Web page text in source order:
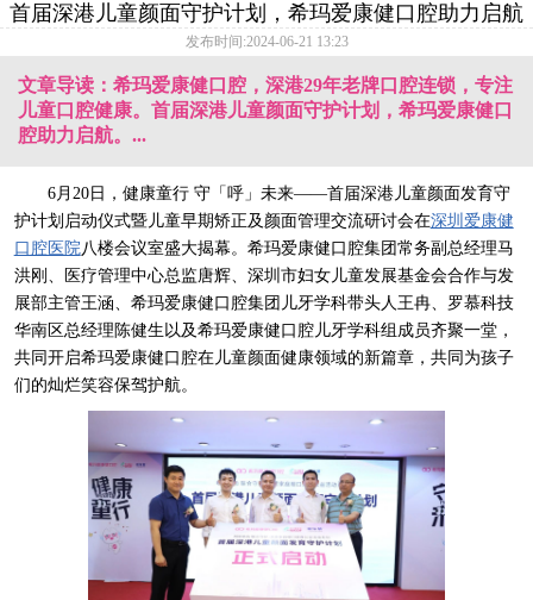
首届深港儿童颜面守护计划，希玛爱康健口腔助力启航
发布时间:2024-06-21 13:23
文章导读：希玛爱康健口腔，深港29年老牌口腔连锁，专注
儿童口腔健康。首届深港儿童颜面守护计划，希玛爱康健口
腔助力启航。...
6月20日，健康童行 守「呼」未来——首届深港儿童颜面发育守
护计划启动仪式暨儿童早期矫正及颜面管理交流研讨会在深圳爱康健
口腔医院八楼会议室盛大揭幕。希玛爱康健口腔集团常务副总经理马
洪刚、医疗管理中心总监唐辉、深圳市妇女儿童发展基金会合作与发
展部主管王涵、希玛爱康健口腔集团儿牙学科带头人王冉、罗慕科技
华南区总经理陈健生以及希玛爱康健口腔儿牙学科组成员齐聚一堂，
共同开启希玛爱康健口腔在儿童颜面健康领域的新篇章，共同为孩子
们的灿烂笑容保驾护航。